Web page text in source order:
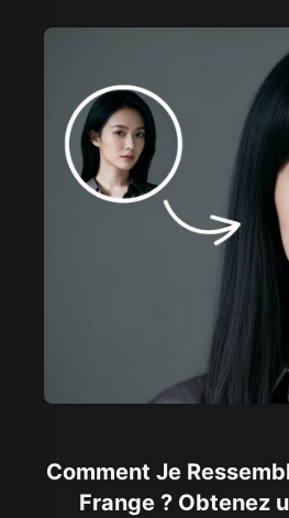
Comment Je
Frange ? Obtenez